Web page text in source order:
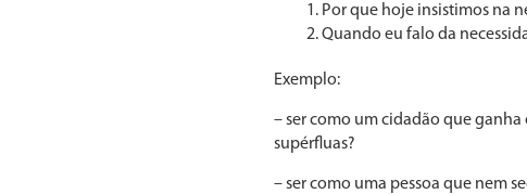
Por que hoje insistimos na
Quando eu falo da
Exemplo:
­– ser como um cidadão que ganha
supérfluas?
– ser como uma pessoa que nem